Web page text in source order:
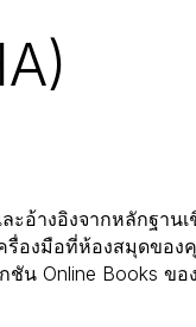
ะอ้างอิงจากหลักฐานเ
รื่องมือที่ห้องสมุดของ
ชัน Online Books ข